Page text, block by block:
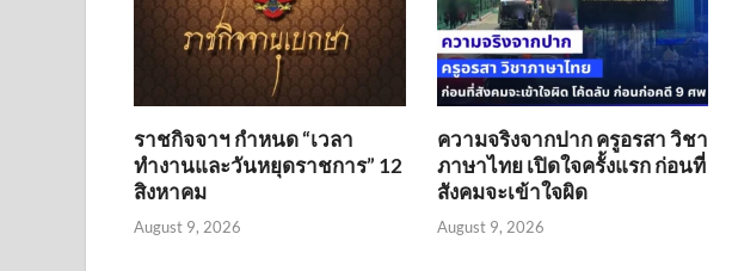
ราชกิจจาฯ กำหนด “เวลา
ทำงานและวันหยุดราชการ” 12
สิงหาคม
August 9, 2026
ความจริงจากปาก ครูอรสา วิชา
ภาษาไทย เปิดใจครั้งแรก ก่อนที่
สังคมจะเข้าใจผิด
August 9, 2026